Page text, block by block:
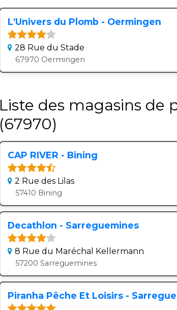
L'Univers du Plomb - Oermingen
28 Rue du Stade
67970 Oermingen
Liste des magasins de
(67970)
CAP RIVER - Bining
2 Rue des Lilas
57410 Bining
Decathlon - Sarreguemines
8 Rue du Maréchal Kellermann
57200 Sarreguemines
Piranha Pêche Et Loisirs -